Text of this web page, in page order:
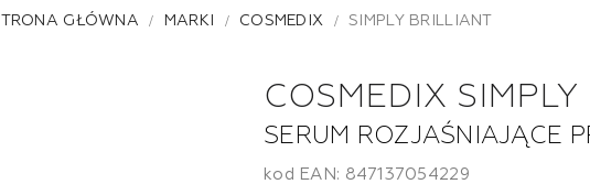
GŁÓWNA MARKI COSMEDIX SIMPLY BRILLIANT
COSMEDIX SIMPLY
SERUM ROZJAŚNIAJĄCE
kod EAN: 847137054229